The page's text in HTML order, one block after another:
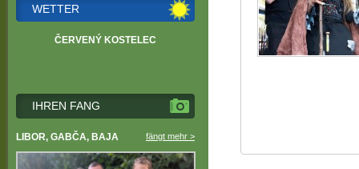
WETTER
ČERVENÝ KOSTELEC
IHREN FANG
LIBOR, GABČA, BAJA fängt mehr >